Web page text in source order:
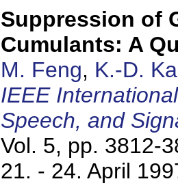
Suppression of
Cumulants: A
M. Feng, K.-D.
IEEE
Speech, and
Vol. 5, pp. 3812-
21. - 24. April